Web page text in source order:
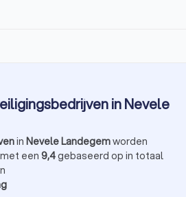
in Nevele
in Nevele Landegemworden
een 9,4gebaseerd op in totaal